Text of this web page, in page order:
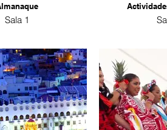
Sala 1